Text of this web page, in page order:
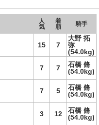
人
気
着
順
騎手
15 7
大野 拓
弥
(54.0kg)
7 7
石橋 脩
(54.0kg)
7 5
石橋 脩
(54.0kg)
3 12
石橋 脩
(54.0kg)